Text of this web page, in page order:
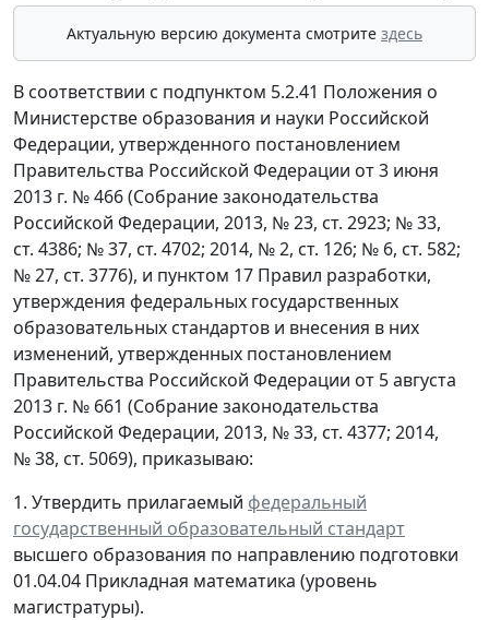
Актуальную версию документа смотрите здесь
В соответствии с подпунктом 5.2.41 Положения о
Министерстве образования и науки Российской
Федерации, утвержденного постановлением
Правительства Российской Федерации от 3 июня
2013 г. № 466 (Собрание законодательства
Российской Федерации, 2013, № 23, ст. 2923; № 33,
ст. 4386; № 37, ст. 4702; 2014, № 2, ст. 126; № 6, ст. 582;
№ 27, ст. 3776), и пунктом 17 Правил разработки,
утверждения федеральных государственных
образовательных стандартов и внесения в них
изменений, утвержденных постановлением
Правительства Российской Федерации от 5 августа
2013 г. № 661 (Собрание законодательства
Российской Федерации, 2013, № 33, ст. 4377; 2014,
№ 38, ст. 5069), приказываю:
1. Утвердить прилагаемый федеральный
государственный образовательный стандарт
высшего образования по направлению подготовки
01.04.04 Прикладная математика (уровень
магистратуры).